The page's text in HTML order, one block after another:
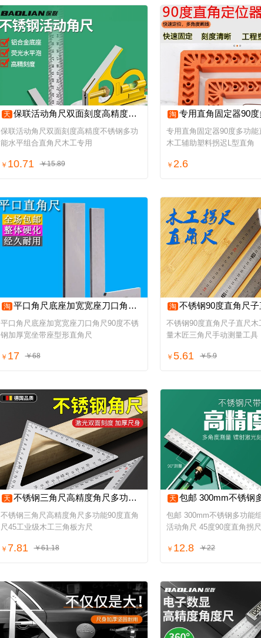
天 保联活动角尺双面刻度高精度不锈钢多功能水平组合直角尺木工专用
保联活动角尺双面刻度高精度不锈钢多功
能水平组合直角尺木工专用
￥ 10.71 ￥15.89
淘 专用直角固定器90度多功能直角尺划线直木工
专用直角固定器90度多功能
木工辅助塑料拐迟L型直角
￥ 2.6
淘 平口角尺底座加宽宽座刀口角尺90度不锈钢加厚宽坐带座型形直角尺
平口角尺底座加宽宽座刀口角尺90度不锈
钢加厚宽坐带座型形直角尺
￥ 17 ￥68
淘 不锈钢90度直角尺子直尺木工钢板角度尺量木
不锈钢90度直角尺子直尺木
量木匠三角尺手动测量工具
￥ 5.61 ￥5.9
天 不锈钢三角尺高精度角尺多功能90度直角尺45工业级木工三角板方尺
不锈钢三角尺高精度角尺多功能90度直角
尺45工业级木工三角板方尺
￥ 7.81 ￥61.18
天 包邮 300mm不锈钢多功能组合角尺 水平活动角尺
包邮 300mm不锈钢多功能
活动角尺 45度90度直角拐尺
￥ 12.8 ￥22